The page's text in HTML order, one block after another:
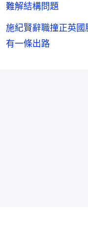
難解結構問題
施紀賢辭職撞正英
有一條出路